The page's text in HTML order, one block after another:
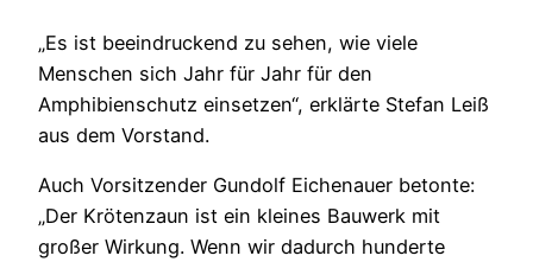
„Es ist beeindruckend zu sehen, wie viele
Menschen sich Jahr für Jahr für den
Amphibienschutz einsetzen“, erklärte Stefan Leiß
aus dem Vorstand.
Auch Vorsitzender Gundolf Eichenauer betonte:
„Der Krötenzaun ist ein kleines Bauwerk mit
großer Wirkung. Wenn wir dadurch hunderte